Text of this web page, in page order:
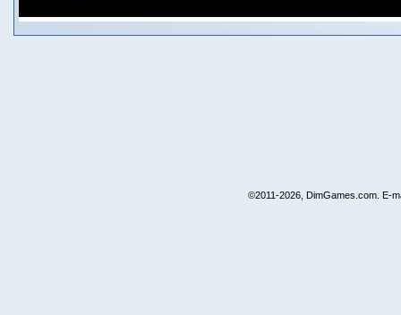
©2011-2026, DimGames.com. E-